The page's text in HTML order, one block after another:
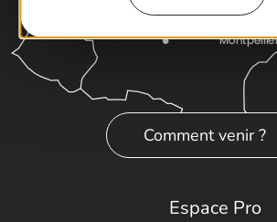
Comment venir ?
Espace Pro